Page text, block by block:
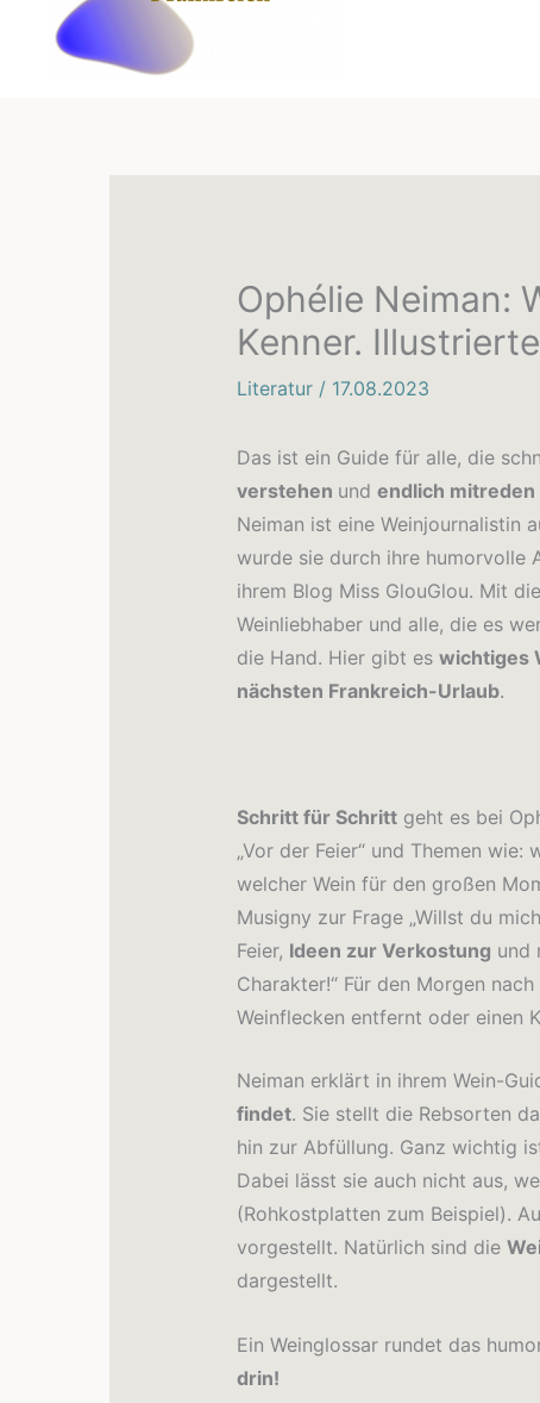
Ophélie Neiman:
Kenner.
Literatur/ 17.08.2023
Das ist ein Guide für alle, die
verstehen und endlich mitreden
Neiman ist eine Weinjournalistin
wurde sie durch ihre humorvolle
ihrem Blog Miss GlouGlou. Mit
Weinliebhaber und alle, die es
die Hand. Hier gibt es wichtiges
nächsten Frankreich-Urlaub.
Schritt für Schrittgeht es bei
„Vor der Feier“ und Themen
welcher Wein für den großen
Musigny zur Frage „Willst du
Feier, Ideen zur Verkostung und
Charakter!“ Für den Morgen
Weinflecken entfernt oder einen
Neiman erklärt in ihrem Wein-
findet. Sie stellt die Rebsorten
hin zur Abfüllung. Ganz wichtig
Dabei lässt sie auch nicht aus,
(Rohkostplatten zum Beispiel).
vorgestellt. Natürlich sind die
dargestellt.
Ein Weinglossar rundet das
drin!